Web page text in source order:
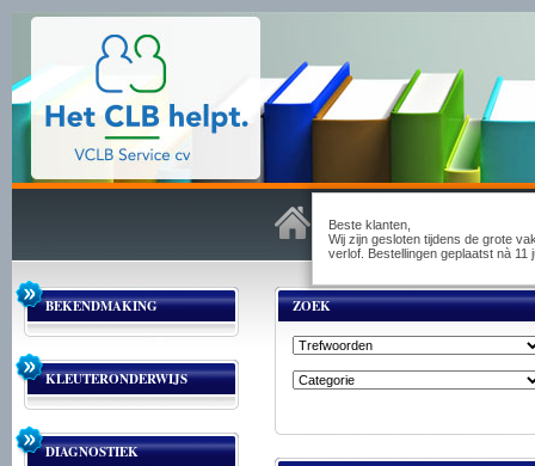
Beste klanten,
Wij zijn gesloten tijdens de grote
verlof. Bestellingen geplaatst nà
BEKENDMAKING
KLEUTERONDERWIJS
DIAGNOSTIEK
ZOEK